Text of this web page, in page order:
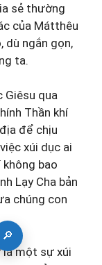
sẻ thường
của Mátthêu
dù ngắn gọn,
ta.
Giêsu qua
Thần khí
để chịu
xúi dục ai
không bao
Lạy Cha bản
chúng con
là một sự xúi
🔎